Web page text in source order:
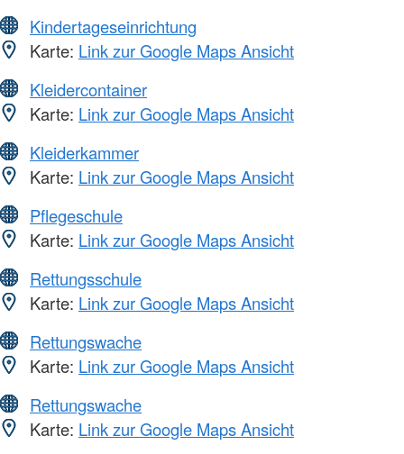
Kindertageseinrichtung
Karte: Link zur Google Maps Ansicht
Kleidercontainer
Karte: Link zur Google Maps Ansicht
Kleiderkammer
Karte: Link zur Google Maps Ansicht
Pflegeschule
Karte: Link zur Google Maps Ansicht
Rettungsschule
Karte: Link zur Google Maps Ansicht
Rettungswache
Karte: Link zur Google Maps Ansicht
Rettungswache
Karte: Link zur Google Maps Ansicht